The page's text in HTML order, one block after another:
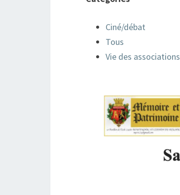
Ciné/débat
Tous
Vie des associations